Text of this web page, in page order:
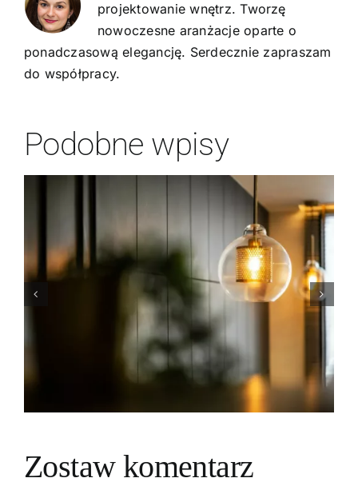
projektowanie wnętrz. Tworzę
nowoczesne aranżacje oparte o
ponadczasową elegancję. Serdecznie zapraszam
do współpracy.
Podobne wpisy
Salon w stylu art
déco: zainspiruj się!
Zostaw komentarz